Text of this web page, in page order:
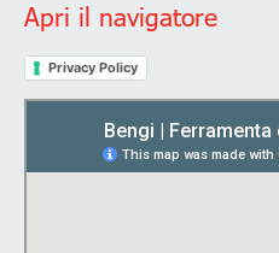
Apri il navigatore
Privacy Policy